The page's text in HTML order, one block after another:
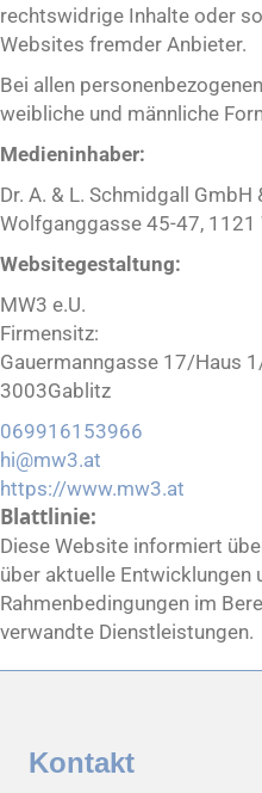
rechtswidrige Inhalte oder
Websites fremder Anbieter.
Bei allen
weibliche und männliche
Medieninhaber:
Dr. A. & L. Schmidgall GmbH
Wolfganggasse 45-47, 1121
Websitegestaltung:
MW3 e.U.
Firmensitz:
Gauermanngasse 17/Haus
3003Gablitz
069916153966
hi@mw3.at
https://www.mw3.at
Blattlinie:
Diese Website informiert
über aktuelle Entwicklungen
Rahmenbedingungen im
verwandte Dienstleistungen.
Kontakt